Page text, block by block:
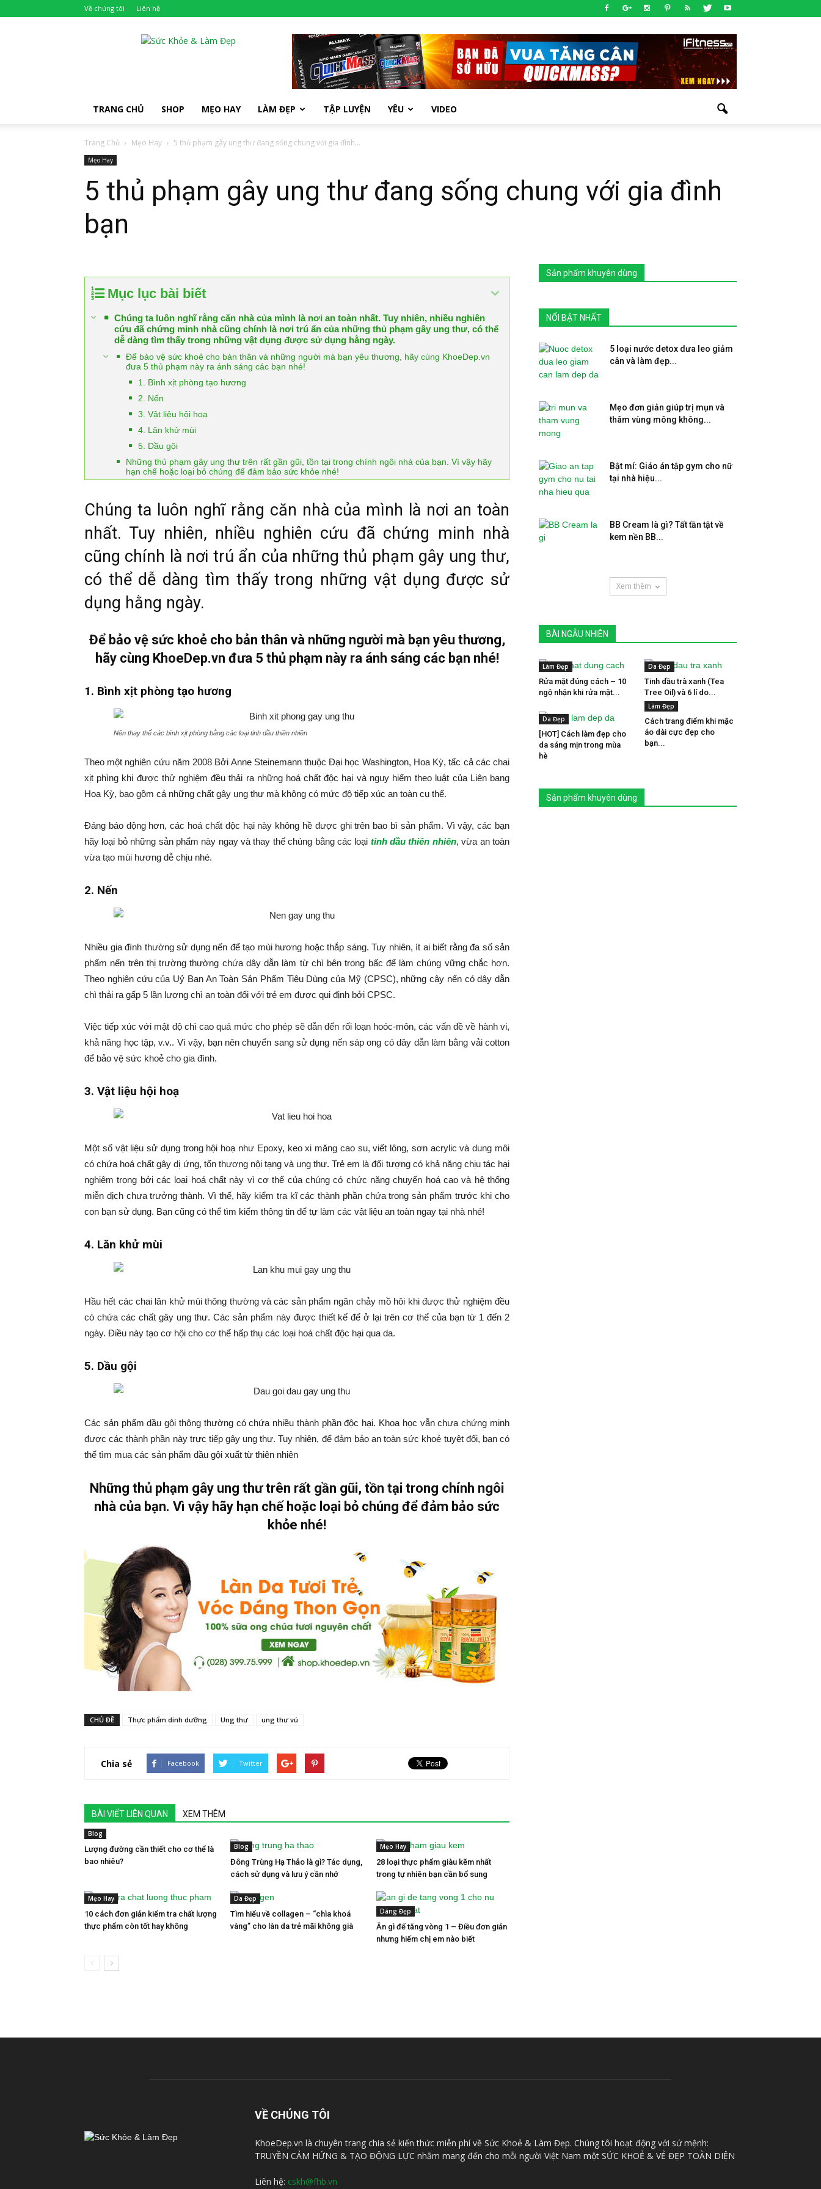
Về chúng tôi Liên hệ
TRANG CHỦ SHOP MẸO HAY LÀM ĐẸP TẬP LUYỆN YÊU VIDEO
Trang Chủ Mẹo Hay 5 thủ phạm gây ung thư đang sống chung với gia đình...
Mẹo Hay
5 thủ phạm gây ung thư đang sống chung với gia đình
bạn
Mục lục bài biết
Chúng ta luôn nghĩ rằng căn nhà của mình là nơi an toàn nhất. Tuy nhiên, nhiều nghiên
cứu đã chứng minh nhà cũng chính là nơi trú ẩn của những thủ phạm gây ung thư, có thể
dễ dàng tìm thấy trong những vật dụng được sử dụng hằng ngày.
Để bảo vệ sức khoẻ cho bản thân và những người mà bạn yêu thương, hãy cùng KhoeDep.vn
đưa 5 thủ phạm này ra ánh sáng các bạn nhé!
1. Bình xịt phòng tạo hương
2. Nến
3. Vật liệu hội hoạ
4. Lăn khử mùi
5. Dầu gội
Những thủ phạm gây ung thư trên rất gần gũi, tồn tại trong chính ngôi nhà của bạn. Vì vậy hãy
hạn chế hoặc loại bỏ chúng để đảm bảo sức khỏe nhé!
Chúng ta luôn nghĩ rằng căn nhà của mình là nơi an toàn
nhất. Tuy nhiên, nhiều nghiên cứu đã chứng minh nhà
cũng chính là nơi trú ẩn của những thủ phạm gây ung thư,
có thể dễ dàng tìm thấy trong những vật dụng được sử
dụng hằng ngày.
Để bảo vệ sức khoẻ cho bản thân và những người mà bạn yêu thương,
hãy cùng KhoeDep.vn đưa 5 thủ phạm này ra ánh sáng các bạn nhé!
1. Bình xịt phòng tạo hương
Nên thay thế các bình xịt phòng bằng các loại tinh dầu thiên nhiên
Theo một nghiên cứu năm 2008 Bởi Anne Steinemann thuộc Đại học Washington, Hoa Kỳ, tấc cả các chai
xịt phìng khi được thử nghiệm đều thải ra những hoá chất độc hại và nguy hiểm theo luật của Liên bang
Hoa Kỳ, bao gồm cả những chất gây ung thư mà không có mức độ tiếp xúc an toàn cụ thể.
Đáng báo động hơn, các hoá chất độc hại này không hề được ghi trên bao bì sản phẩm. Vì vậy, các bạn
hãy loại bỏ những sản phẩm này ngay và thay thế chúng bằng các loại tinh dầu thiên nhiên, vừa an toàn
vừa tạo mùi hương dễ chịu nhé.
2. Nến
Nhiều gia đình thường sử dụng nến để tạo mùi hương hoặc thắp sáng. Tuy nhiên, ít ai biết rằng đa số sản
phẩm nến trên thị trường thường chứa dây dẫn làm từ chì bên trong bấc để làm chúng vững chắc hơn.
Theo nghiên cứu của Uỷ Ban An Toàn Sản Phẩm Tiêu Dùng của Mỹ (CPSC), những cây nến có dây dẫn
chì thải ra gấp 5 lần lượng chì an toàn đối với trẻ em được qui định bởi CPSC.
Việc tiếp xúc với mật độ chì cao quá mức cho phép sẽ dẫn đến rối loạn hoóc-môn, các vấn đề về hành vi,
khả năng học tập, v.v.. Vì vậy, bạn nên chuyển sang sử dụng nến sáp ong có dây dẫn làm bằng vải cotton
để bảo vệ sức khoẻ cho gia đình.
3. Vật liệu hội hoạ
Một số vật liệu sử dụng trong hội hoạ như Epoxy, keo xi măng cao su, viết lông, sơn acrylic và dung môi
có chứa hoá chất gây dị ứng, tổn thương nội tạng và ung thư. Trẻ em là đối tượng có khả năng chịu tác hại
nghiêm trọng bởi các loại hoá chất này vì cơ thể của chúng có chức năng chuyển hoá cao và hệ thống
miễn dịch chưa trưởng thành. Vì thế, hãy kiểm tra kĩ các thành phần chứa trong sản phẩm trước khi cho
con bạn sử dụng. Bạn cũng có thể tìm kiếm thông tin để tự làm các vật liệu an toàn ngay tại nhà nhé!
4. Lăn khử mùi
Hầu hết các chai lăn khử mùi thông thường và các sản phẩm ngăn chảy mồ hôi khi được thử nghiệm đều
có chứa các chất gây ung thư. Các sản phẩm này được thiết kế để ở lại trên cơ thể của bạn từ 1 đến 2
ngày. Điều này tạo cơ hội cho cơ thể hấp thụ các loại hoá chất độc hại qua da.
5. Dầu gội
Các sản phẩm dầu gội thông thường có chứa nhiều thành phần độc hại. Khoa học vẫn chưa chứng minh
được các thành phần này trực tiếp gây ung thư. Tuy nhiên, để đảm bảo an toàn sức khoẻ tuyệt đối, bạn có
thể tìm mua các sản phẩm dầu gội xuất từ thiên nhiên
Những thủ phạm gây ung thư trên rất gần gũi, tồn tại trong chính ngôi
nhà của bạn. Vì vậy hãy hạn chế hoặc loại bỏ chúng để đảm bảo sức
khỏe nhé!
CHỦ ĐỀ Thực phẩm dinh dưỡng Ung thư ung thư vú
Chia sẻ Facebook Twitter
BÀI VIẾT LIÊN QUAN XEM THÊM
Blog
Lượng đường cần thiết cho cơ thể là
bao nhiêu?
Blog
Đông Trùng Hạ Thảo là gì? Tác dụng,
cách sử dụng và lưu ý cần nhớ
Mẹo Hay
28 loại thực phẩm giàu kẽm nhất
trong tự nhiên bạn cần bổ sung
Mẹo Hay
10 cách đơn giản kiểm tra chất lượng
thực phẩm còn tốt hay không
Da Đẹp
Tìm hiểu về collagen – “chìa khoá
vàng” cho làn da trẻ mãi không già
Dáng Đẹp
Ăn gì để tăng vòng 1 – Điều đơn giản
nhưng hiếm chị em nào biết
Sản phẩm khuyên dùng
NỔI BẬT NHẤT
5 loại nước detox dưa leo giảm
cân và làm đẹp...
Mẹo đơn giản giúp trị mụn và
thâm vùng mông không...
Bật mí: Giáo án tập gym cho nữ
tại nhà hiệu...
BB Cream là gì? Tất tần tật về
kem nền BB...
Xem thêm
BÀI NGẪU NHIÊN
Làm Đẹp
Rửa mặt đúng cách – 10
ngộ nhận khi rửa mặt...
Da Đẹp
Tinh dầu trà xanh (Tea
Tree Oil) và 6 lí do...
Da Đẹp
[HOT] Cách làm đẹp cho
da sáng mịn trong mùa
hè
Làm Đẹp
Cách trang điểm khi mặc
áo dài cực đẹp cho
bạn...
Sản phẩm khuyên dùng
VỀ CHÚNG TÔI
KhoeDep.vn là chuyên trang chia sẻ kiến thức miễn phí về Sức Khoẻ & Làm Đẹp. Chúng tôi hoạt động với sứ mệnh:
TRUYỀN CẢM HỨNG & TẠO ĐỘNG LỰC nhằm mang đến cho mỗi người Việt Nam một SỨC KHOẺ & VẺ ĐẸP TOÀN DIỆN
Liên hệ: cskh@fhb.vn